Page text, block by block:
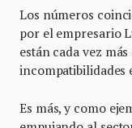
Los números
por el empresario
están cada vez
incompatibilidades
Es más, y como